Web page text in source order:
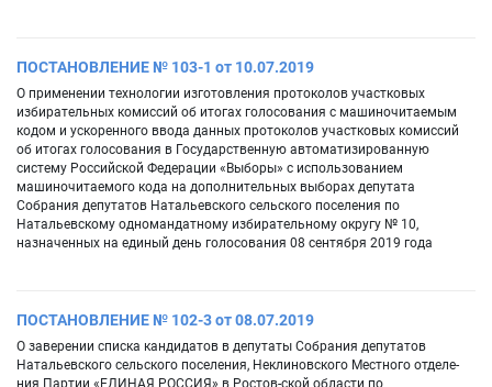
ПОСТАНОВЛЕНИЕ № 103-1 от 10.07.2019
О применении технологии изготовления протоколов участковых
избирательных комиссий об итогах голосования с машиночитаемым
кодом и ускоренного ввода данных протоколов участковых комиссий
об итогах голосования в Государственную автоматизированную
систему Российской Федерации «Выборы» с использованием
машиночитаемого кода на дополнительных выборах депутата
Собрания депутатов Натальевского сельского поселения по
Натальевскому одномандатному избирательному округу № 10,
назначенных на единый день голосования 08 сентября 2019 года
ПОСТАНОВЛЕНИЕ № 102-3 от 08.07.2019
О заверении списка кандидатов в депутаты Собрания депутатов
Натальевского сельского поселения, Неклиновского Местного отделе-
ния Партии «ЕДИНАЯ РОССИЯ» в Ростов-ской области по